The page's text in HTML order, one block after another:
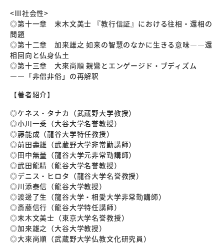
<Ⅲ社会性>
◎第十一章 末木文美士 『教行信証』における往相・還相の
問題
◎第十二章 加来雄之 如来の智慧のなかに生きる意味――還
相回向と仏身仏土
◎第十三章 大來尚順 親鸞とエンゲージド・ブディズム
――「非僧非俗」の再解釈
【著者紹介】
◎ケネス・タナカ（武蔵野大学教授）
◎小川一乗（大谷大学名誉教授）
◎藤能成（龍谷大学特任教授）
◎前田壽雄（武蔵野大学非常勤講師）
◎田中無量（龍谷大学元非常勤講師）
◎武田龍精（龍谷大学名誉教授）
◎デニス・ヒロタ（龍谷大学名誉教授）
◎川添泰信（龍谷大学教授）
◎渡邊了生（龍谷大学・相愛大学非常勤講師）
◎斎藤信行（龍谷大学特任講師）
◎末木文美士（東京大学名誉教授）
◎加来雄之（大谷大学教授）
◎大來尚順（武蔵野大学仏教文化研究員）